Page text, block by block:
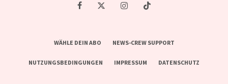
WÄHLE DEIN ABO NEWS-CREW SUPPORT
NUTZUNGSBEDINGUNGEN IMPRESSUM DATENSCHUTZ